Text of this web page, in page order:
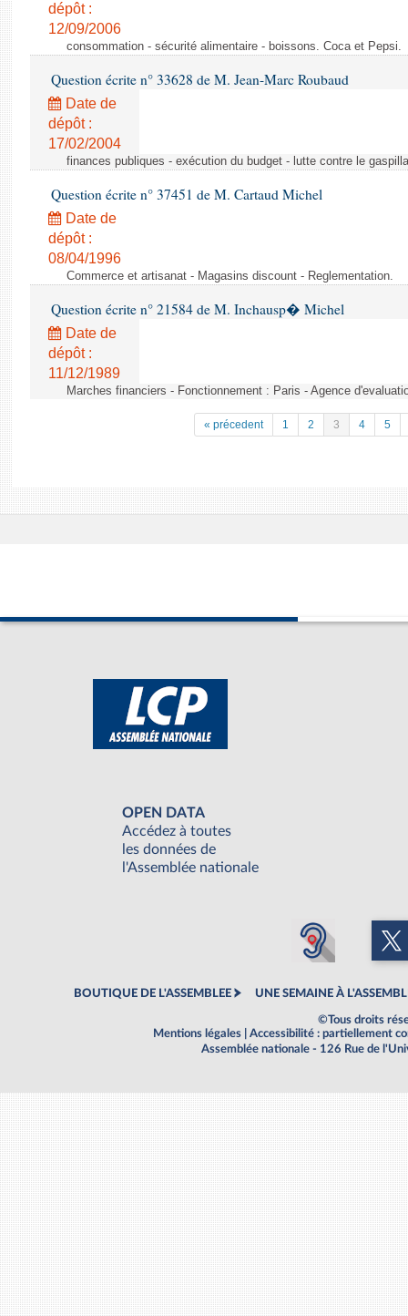
dépôt :
12/09/2006
consommation - sécurité alimentaire - boissons. Coca et Pepsi.
Question écrite n° 33628 de M. Jean-Marc Roubaud
Date de
dépôt :
17/02/2004
finances publiques - exécution du budget - lutte contre le
Question écrite n° 37451 de M. Cartaud Michel
Date de
dépôt :
08/04/1996
Commerce et artisanat - Magasins discount - Reglementation.
Question écrite n° 21584 de M. Inchausp� Michel
Date de
dépôt :
11/12/1989
Marches financiers - Fonctionnement : Paris - Agence
« précedent 1 2 3 4 5
OPEN DATA
Accédez à toutes
les données de
l'Assemblée nationale
BOUTIQUE DE L'ASSEMBLEE UNE SEMAINE À
©Tous droits
Mentions légales
Accessibilité : partiellement
Assemblée nationale - 126 Rue de